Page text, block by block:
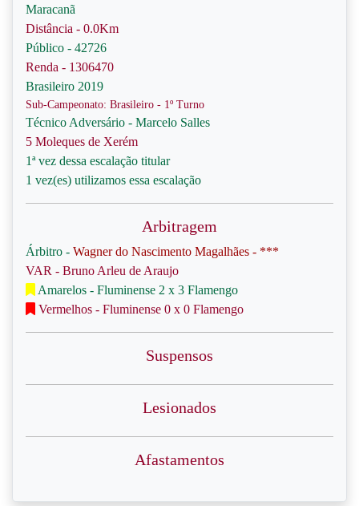
Maracanã
Distância - 0.0Km
Público - 42726
Renda - 1306470
Brasileiro 2019
Sub-Campeonato: Brasileiro - 1º Turno
Técnico Adversário - Marcelo Salles
5 Moleques de Xerém
1ª vez dessa escalação titular
1 vez(es) utilizamos essa escalação
Arbitragem
Árbitro - Wagner do Nascimento Magalhães - ***
VAR - Bruno Arleu de Araujo
Amarelos - Fluminense 2 x 3 Flamengo
Vermelhos - Fluminense 0 x 0 Flamengo
Suspensos
Lesionados
Afastamentos